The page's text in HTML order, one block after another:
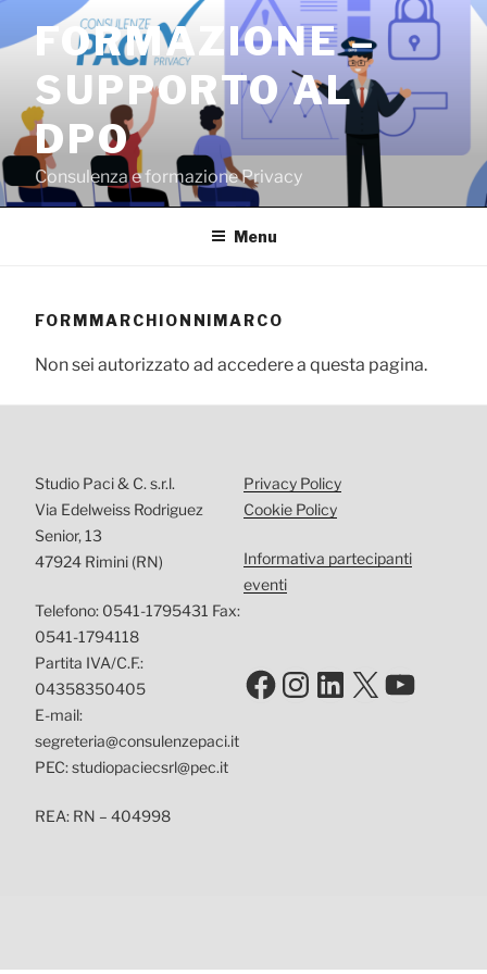
contenuto
FORMAZIONE –
SUPPORTO AL
DPO
Consulenza e formazione Privacy
Menu
FORMMARCHIONNIMARCO
Non sei autorizzato ad accedere a questa pagina.
Studio Paci & C. s.r.l.
Via Edelweiss Rodriguez
Senior, 13
47924 Rimini (RN)
Telefono: 0541-1795431 Fax:
0541-1794118
Partita IVA/C.F.:
04358350405
E-mail:
segreteria@consulenzepaci.it
PEC: studiopaciecsrl@pec.it
REA: RN – 404998
Privacy Policy
Cookie Policy
Informativa partecipanti
eventi
Facebook
Instagram
LinkedIn
X